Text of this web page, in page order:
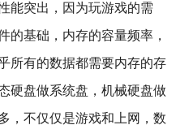
能突出，因为玩游戏的需
的基础，内存的容量频率，
所有的数据都需要内存的存
硬盘做系统盘，机械硬盘做
，不仅仅是游戏和上网，数